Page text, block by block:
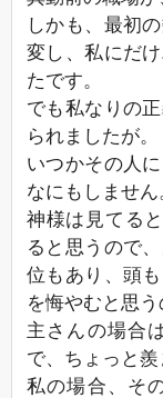
しかも、最初
変し、私にだ
たです。
でも私なりの
られましたが。
いつかその人
なにもしません
神様は見てる
ると思うので
位もあり、頭
を悔やむと思う
主さんの場合
で、ちょっと
私の場合、そ